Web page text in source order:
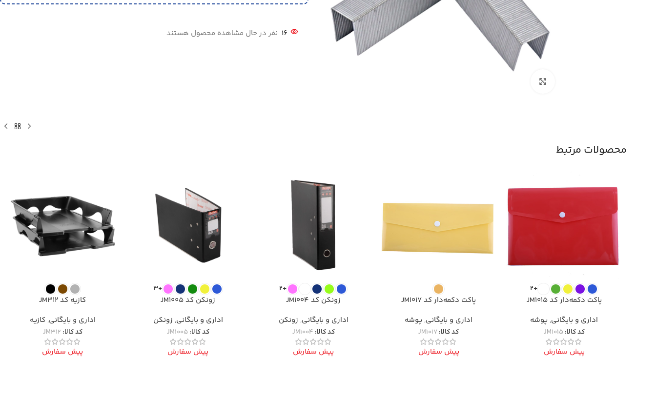
16 نفر در حال مشاهده محصول هستند
محصولات مرتبط
+2
پاکت دکمه‌دار کد JM1015
اداری و بایگانی, پوشه
کد کالا:JM1015
پیش سفارش
پاکت دکمه‌دار کد JM1017
اداری و بایگانی, پوشه
کد کالا:JM1017
پیش سفارش
+2
زونکن کد JM1004
اداری و بایگانی, زونکن
کد کالا: JM1004
پیش سفارش
+3
زونکن کد JM1005
اداری و بایگانی, زونکن
کد کالا:JM1005
پیش سفارش
کازیه کد JM312
اداری و بایگانی, کازیه
کد کالا: JM312
پیش سفارش